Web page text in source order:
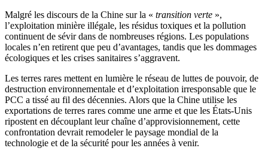
Malgré les discours de la Chine sur la « transition verte »,
l’exploitation minière illégale, les résidus toxiques et la pollution
continuent de sévir dans de nombreuses régions. Les populations
locales n’en retirent que peu d’avantages, tandis que les dommages
écologiques et les crises sanitaires s’aggravent.
Les terres rares mettent en lumière le réseau de luttes de pouvoir, de
destruction environnementale et d’exploitation irresponsable que le
PCC a tissé au fil des décennies. Alors que la Chine utilise les
exportations de terres rares comme une arme et que les États-Unis
ripostent en découplant leur chaîne d’approvisionnement, cette
confrontation devrait remodeler le paysage mondial de la
technologie et de la sécurité pour les années à venir.